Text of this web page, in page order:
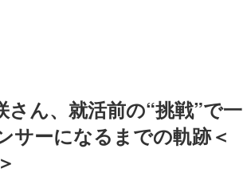
さん、就活前の“挑戦”で一
サーになるまでの軌跡＜